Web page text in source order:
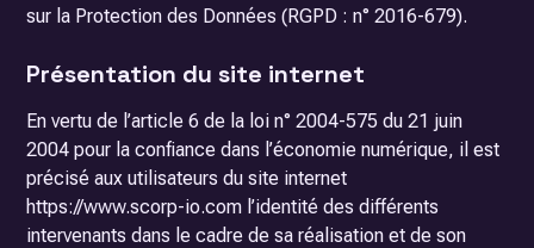
sur la Protection des Données (RGPD : n° 2016-679).
Présentation du site internet
En vertu de l’article 6 de la loi n° 2004-575 du 21 juin
2004 pour la confiance dans l’économie numérique, il est
précisé aux utilisateurs du site internet
https://www.scorp-io.com l’identité des différents
intervenants dans le cadre de sa réalisation et de son